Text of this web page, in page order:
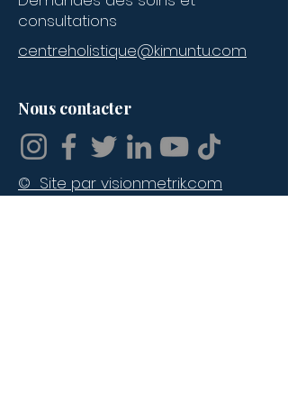
Contacter l'école :
Nom *
Prénoms
consultations
centreholistique@kimuntu.com
Nous contacter
© Site par visionmetrik.com